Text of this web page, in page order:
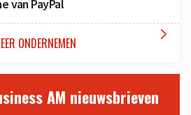
van PayPal
ONDERNEMEN 
AM nieuwsbrieven